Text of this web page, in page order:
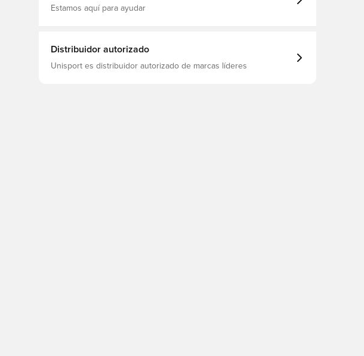
Estamos aquí para ayudar
Distribuidor autorizado
Unisport es distribuidor autorizado de marcas líderes